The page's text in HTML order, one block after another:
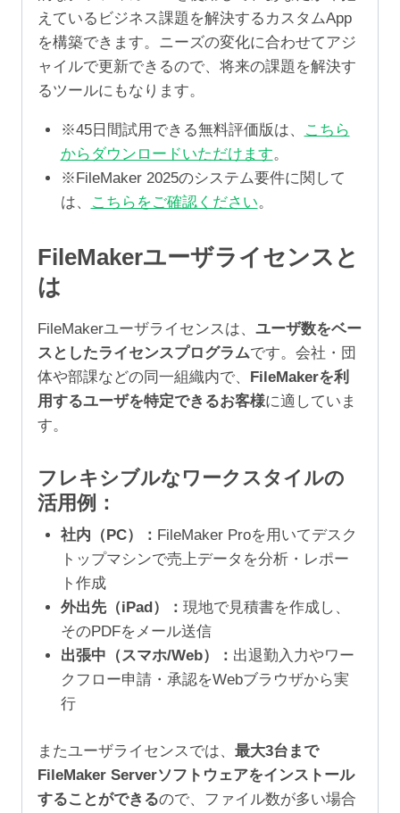
えているビジネス課題を解決するカスタムApp
を構築できます。ニーズの変化に合わせてアジ
ャイルで更新できるので、将来の課題を解決す
るツールにもなります。
※45日間試用できる無料評価版は、
こちら
からダウンロードいただけます。
※FileMaker 2025のシステム要件に関して
は、
こちらをご確認ください。
FileMakerユーザライセンスと
は
FileMakerユーザライセンスは、 ユーザ数をベー
スとしたライセンスプログラムです。会社・団
体や部課などの同一組織内で、
FileMakerを利
用するユーザを特定できるお客様に適していま
す。
フレキシブルなワークスタイルの
活用例：
社内（PC）： FileMaker Proを用いてデスク
トップマシンで売上データを分析・レポー
ト作成
外出先（iPad）： 現地で見積書を作成し、
そのPDFをメール送信
出張中（スマホ/Web）： 出退勤入力やワー
クフロー申請・承認をWebブラウザから実
行
またユーザライセンスでは、 最大3台まで
FileMaker Serverソフトウェアをインストール
することができるので、ファイル数が多い場合